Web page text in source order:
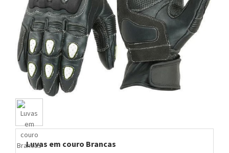
Luvas em couro Brancas